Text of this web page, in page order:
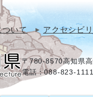
いて アクセシビ
〒780-8570高知県
電話：088-823-